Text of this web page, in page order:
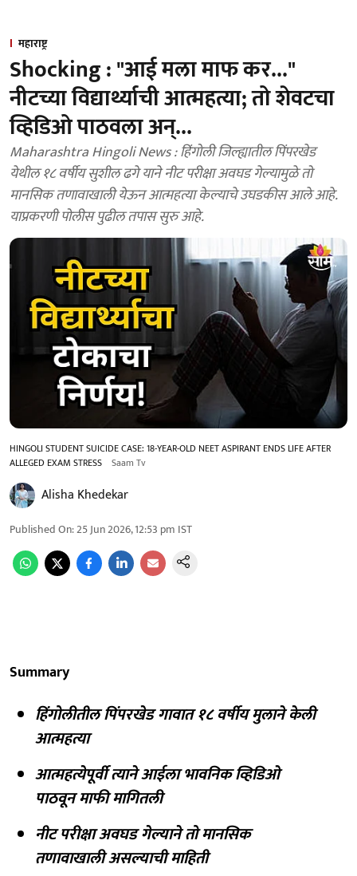
महाराष्ट्र
Shocking : "आई मला माफ कर..."
नीटच्या विद्यार्थ्याची आत्महत्या; तो शेवटचा
व्हिडिओ पाठवला अन्...
Maharashtra Hingoli News : हिंगोली जिल्ह्यातील पिंपरखेड
येथील १८ वर्षीय सुशील ढगे याने नीट परीक्षा अवघड गेल्यामुळे तो
मानसिक तणावाखाली येऊन आत्महत्या केल्याचे उघडकीस आले आहे.
याप्रकरणी पोलीस पुढील तपास सुरु आहे.
HINGOLI STUDENT SUICIDE CASE: 18-YEAR-OLD NEET ASPIRANT ENDS LIFE AFTER
ALLEGED EXAM STRESS Saam Tv
Alisha Khedekar
Published On:25 Jun 2026, 12:53 pm IST
Summary
हिंगोलीतील पिंपरखेड गावात १८ वर्षीय मुलाने केली
आत्महत्या
आत्महत्येपूर्वी त्याने आईला भावनिक व्हिडिओ
पाठवून माफी मागितली
नीट परीक्षा अवघड गेल्याने तो मानसिक
तणावाखाली असल्याची माहिती